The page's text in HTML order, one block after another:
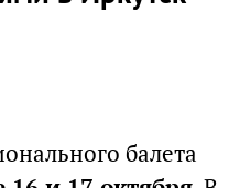
балета